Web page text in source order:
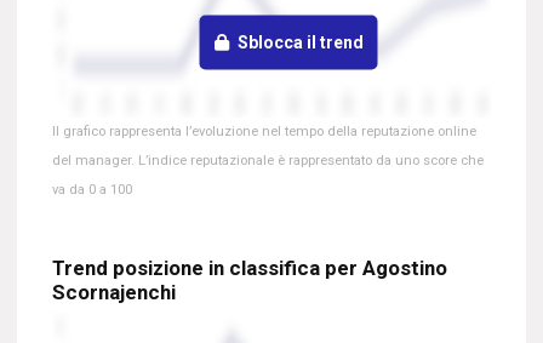
Sblocca il trend
Il grafico rappresenta l’evoluzione nel tempo della reputazione online
del manager. L’indice reputazionale è rappresentato da uno score che
va da 0 a 100
Trend posizione in classifica per Agostino
Scornajenchi